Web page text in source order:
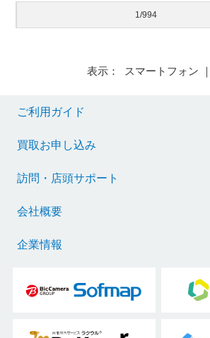
1/994
表示： スマートフォン ｜
ご利用ガイド
買取お申し込み
訪問・店頭サポート
会社概要
企業情報